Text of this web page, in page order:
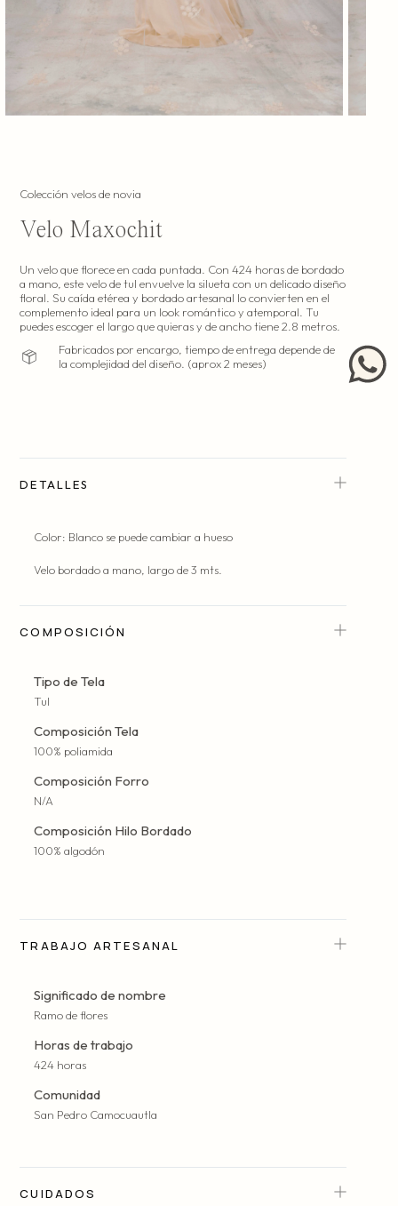
Velo Maxochit
Colección velos de novia
Un velo que florece en cada puntada. Con 424 horas de bordado
a mano, este velo de tul envuelve la silueta con un delicado diseño
floral. Su caída etérea y bordado artesanal lo convierten en el
complemento ideal para un look romántico y atemporal. Tu
puedes escoger el largo que quieras y de ancho tiene 2.8 metros.
Hecho en nuestro atelier en la Ciudad de México.
(costura y patronaje).
Fabricados por encargo, tiempo de entrega depende de
la complejidad del diseño. (aprox 2 meses)
DETALLES
Color: Blanco se puede cambiar a hueso
Velo bordado a mano, largo de 3 mts.
COMPOSICIÓN
Tipo de Tela
Tul
Composición Tela
100% poliamida
Composición Forro
N/A
Composición Hilo Bordado
100% algodón
TRABAJO ARTESANAL
Significado de nombre
Ramo de flores
Horas de trabajo
424 horas
Comunidad
San Pedro Camocuautla
CUIDADOS